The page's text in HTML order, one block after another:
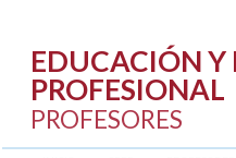
EDUCACIÓN
PROFESIONAL
PROFESORES